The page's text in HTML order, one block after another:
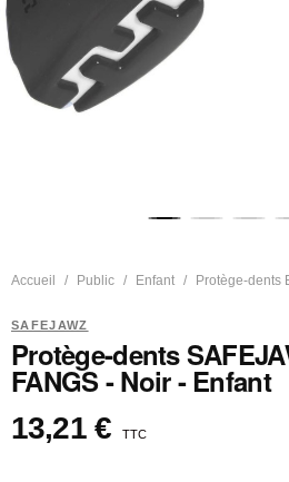
Accueil Public Enfant Protège-dents
SAFEJAWZ
Protège-dents
FANGS - Noir - Enfant
13,21 € TTC